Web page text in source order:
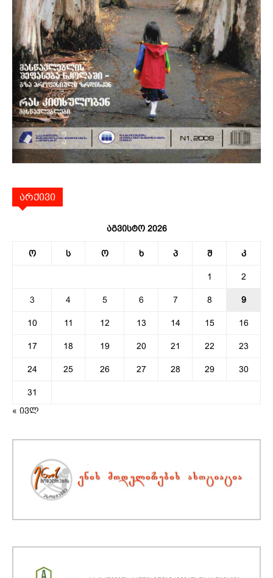
არქივი
აგვისტო 2026
ო ს ო ხ პ შ კ
1 2
3 4 5 6 7 8 9
10 11 12 13 14 15 16
17 18 19 20 21 22 23
24 25 26 27 28 29 30
31
« ივლ